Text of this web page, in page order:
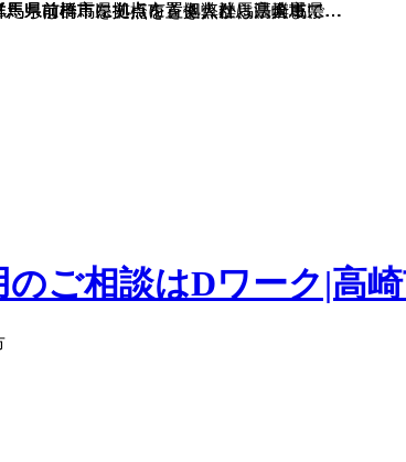
県前橋市を拠点に、個人から法人まで…
県前橋市に拠点を置く弊社は、群馬県…
ちは群馬県前橋市を拠点に、高崎市、…
県前橋市に拠点を置き、群馬県全域に…